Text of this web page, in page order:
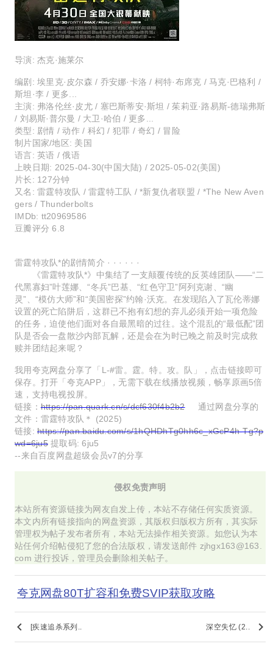
导演: 杰克·施莱尔
编剧: 埃里克·皮尔森 / 乔安娜·卡洛 / 柯特·布席克 / 马克·巴格利 /
斯坦·李 / 更多...
主演: 弗洛伦丝·皮尤 / 塞巴斯蒂安·斯坦 / 茱莉亚·路易斯-德瑞弗斯
/ 刘易斯·普尔曼 / 大卫·哈伯 / 更多...
类型: 剧情 / 动作 / 科幻 / 犯罪 / 奇幻 / 冒险
制片国家/地区: 美国
语言: 英语 / 俄语
上映日期: 2025-04-30(中国大陆) / 2025-05-02(美国)
片长: 127分钟
又名: 雷霆特攻队 / 雷霆特工队 / *新复仇者联盟 / *The New Aven
gers / Thunderbolts
IMDb: tt20969586
豆瓣评分 6.8
雷霆特攻队*的剧情简介 · · · · · ·
《雷霆特攻队*》中集结了一支颠覆传统的反英雄团队——“二
代黑寡妇”叶莲娜、“冬兵”巴基、“红色守卫”阿列克谢、“幽
灵”、“模仿大师”和“美国密探”约翰·沃克。在发现陷入了瓦伦蒂娜
设置的死亡陷阱后，这群已不抱有幻想的弃儿必须开始一项危险
的任务，迫使他们面对各自最黑暗的过往。这个混乱的“最低配”团
队是否会一盘散沙内部瓦解，还是会在为时已晚之前及时完成救
赎并团结起来呢？
我用夸克网盘分享了「L-#雷。霆。特。攻。队」，点击链接即可
保存。打开「夸克APP」，无需下载在线播放视频，畅享原画5倍
速，支持电视投屏。
链接：https://pan.quark.cn/s/dcf630f4b2b2通过网盘分享的
文件：雷霆特攻队＊ (2025)
链接:https://pan.baidu.com/s/1hQHDhTg0hh6c_xGcP4h-Tg?p
wd=6ju5提取码: 6ju5
--来自百度网盘超级会员v7的分享
侵权免责声明
本站所有资源链接为网友自发上传，本站不存储任何实质资源。
本文内所有链接指向的网盘资源，其版权归版权方所有，其实际
管理权为帖子发布者所有，本站无法操作相关资源。如您认为本
站任何介绍帖侵犯了您的合法版权，请发送邮件 zjhgx163@163.
com 进行投诉，管理员会删除相关帖子。
夸克网盘80T扩容和免费SVIP获取攻略
keyboard_arrow_left [疾速追杀系列.. 深空失忆 (2.. keyboard_arrow_right